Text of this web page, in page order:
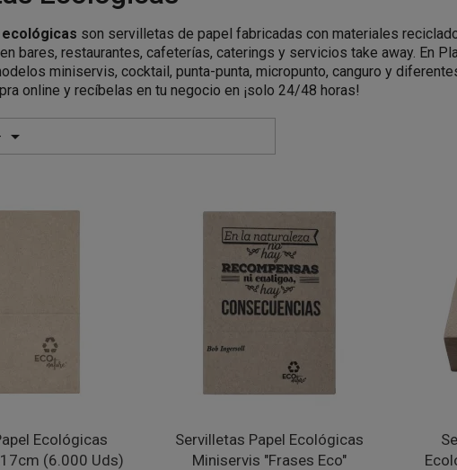
son servilletas de papel fabricadas con materiales
bares, restaurantes, cafeterías, caterings y servicios take away. En
miniservis, cocktail, punta-punta, micropunto, canguro y
online y recíbelas en tu negocio en ¡solo 24/48 horas!

Ecológicas
(6.000 Uds)
Servilletas Papel Ecológicas
Miniservis "Frases Eco"